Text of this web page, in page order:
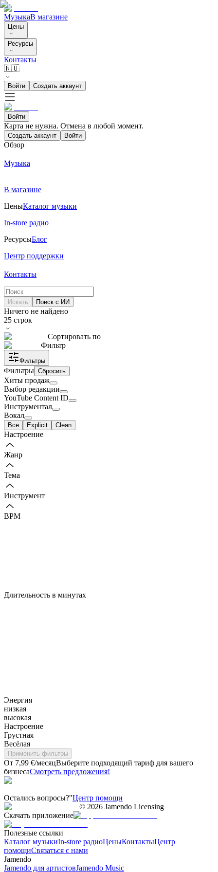
МузыкаВ магазине
Цены
Ресурсы
Контакты
🇷🇺
Войти Создать аккаунт
Войти
Карта не нужна. Отмена в любой момент.
Создать аккаунт Войти
Обзор
Музыка
В магазине
ЦеныКаталог музыки
In-store радио
РесурсыБлог
Центр поддержки
Контакты
Искать Поиск с ИИ
Ничего не найдено
25 строк
Сортировать по
Фильтр
Фильтры
Фильтры Сбросить
Хиты продаж
Выбор редакции
YouTube Content ID
Инструментал
Вокал
Все Explicit Clean
Настроение
Жанр
Тема
Инструмент
BPM
Длительность в минутах
Энергия
низкая
высокая
Настроение
Грустная
Весёлая
Применить фильтры
От 7,99 €/месяцВыберите подходящий тариф для вашего
бизнесаСмотреть предложения!
Остались вопросы?"Центр помощи
© 2026 Jamendo Licensing
Скачать приложение
Полезные ссылки
Каталог музыкиIn-store радиоЦеныКонтактыЦентр
помощиСвязаться с нами
Jamendo
Jamendo для артистовJamendo Music